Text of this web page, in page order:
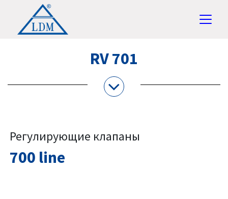
RV 701
Регулирующие клапаны
700 line